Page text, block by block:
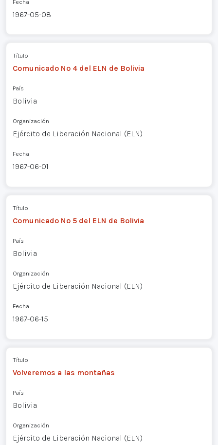
Fecha
1967-05-08
Título
Comunicado Nº 4 del ELN de Bolivia
País
Bolivia
Organización
Ejército de Liberación Nacional (ELN)
Fecha
1967-06-01
Título
Comunicado Nº 5 del ELN de Bolivia
País
Bolivia
Organización
Ejército de Liberación Nacional (ELN)
Fecha
1967-06-15
Título
Volveremos a las montañas
País
Bolivia
Organización
Ejército de Liberación Nacional (ELN)